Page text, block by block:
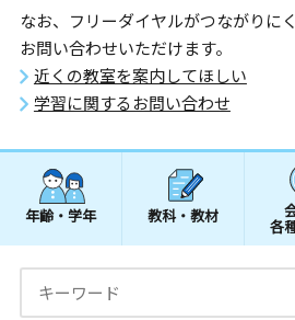
なお、フリーダイヤルがつながりに
お問い合わせいただけます。
近くの教室を案内してほしい
学習に関するお問い合わせ
年齢・学年 教科・教材
各